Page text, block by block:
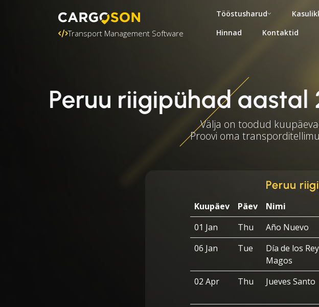
Transport Management Software
Tööstusharud
Hinnad
Kontaktid
Peruu riigipühad aastal
Välja on toodud
Proovi oma
Peruu
Kuupäev Päev Nimi
01 Jan
Thu
Año Nuevo
06 Jan
Tue
Día de los
Magos
02 Apr
Thu Jueves Santo